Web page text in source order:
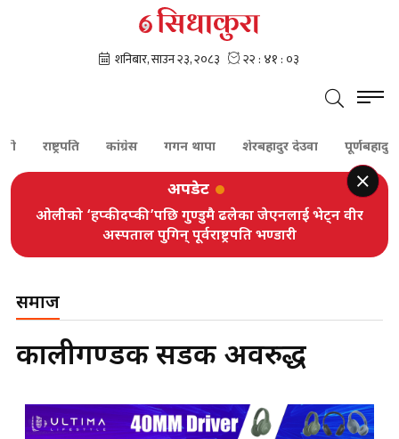
राष्ट्रपति कांग्रेस गगन थापा शेरबहादुर देउवा पूर्णबहादुर खड्का
अपडेट
ओलीको ‘हप्कीदप्की’पछि गुण्डुमै ढलेका जेएनलाई भेट्न वीर
अस्पताल पुगिन् पूर्वराष्ट्रपति भण्डारी
समाज
कालीगण्डकी सडक अवरुद्ध